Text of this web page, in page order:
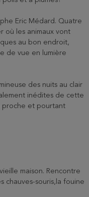
Eric Médard. Quatre
où les animaux vont
au bon endroit,
de vue en lumière
des nuits au clair
inédites de cette
proche et pourtant
maison. Rencontre
chauves-souris,la fouine